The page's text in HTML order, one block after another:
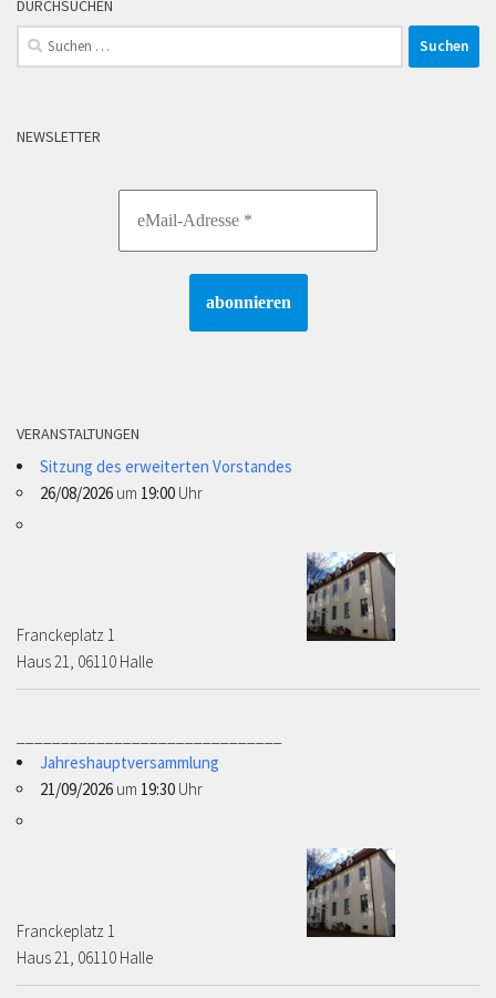
DURCHSUCHEN
Suchen
nach:
NEWSLETTER
VERANSTALTUNGEN
Sitzung des erweiterten Vorstandes
26/08/2026 um 19:00 Uhr
Franckeplatz 1 ­­­­
Haus 21, 06110 Halle
Jahreshauptversammlung
21/09/2026 um 19:30 Uhr
Franckeplatz 1 ­­­­
Haus 21, 06110 Halle